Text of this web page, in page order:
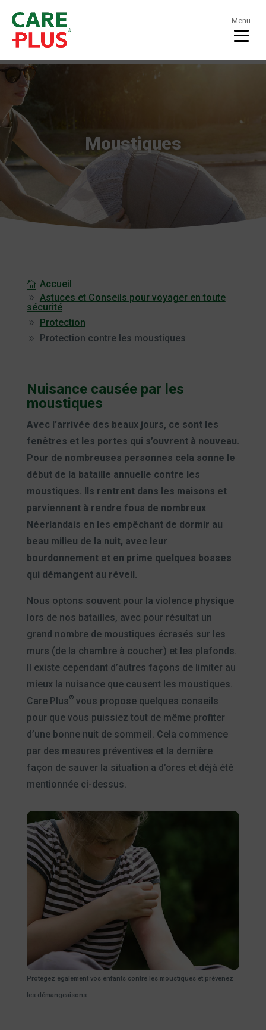
Menu
Moustiques
Accueil
Astuces et Conseils pour voyager en toute
sécurité
Protection
Protection contre les moustiques
Nuisance causée par les
moustiques
Avec l’arrivée des beaux jours, ce sont les
fenêtres et les portes qui s’ouvrent à nouveau.
Pour de nombreuses personnes cela sonne le
début de la bataille annuelle contre les
moustiques. Ils rentrent dans les maisons et
parviennent à rendre fous de nombreux
Néerlandais en les empêchant de dormir au
beau milieu de la nuit, avec leur
bourdonnement et en prime quelques bosses
qui démangent au réveil.
Nous optons souvent pour la violence physique
lors de nos batailles, avec pour résultat un
grand nombre de moustiques écrasés sur les
murs (de la chambre à coucher) et les plafonds.
Il existe cependant d’autres façons de limiter au
mieux la nuisance que causent les moustiques.
Care Plus®vous propose quelques conseils
pour que vous puissiez tout de même profiter
d’une bonne nuit de sommeil. Cela commence
par des mesures préventives et la dernière
façon de sauver la situation a d’ores et déjà été
mentionnée ci-dessus.
Protégez également vos enfants contre les moustiques et prévenez
les démangeaisons